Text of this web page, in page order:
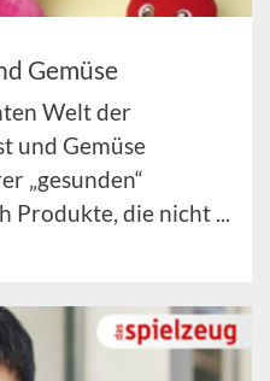
Gemüse
Welt der
und Gemüse
„gesunden“
Produkte, die nicht ...